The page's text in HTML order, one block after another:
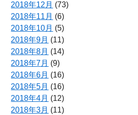
2018年12月 (73)
2018年11月 (6)
2018年10月 (5)
2018年9月 (11)
2018年8月 (14)
2018年7月 (9)
2018年6月 (16)
2018年5月 (16)
2018年4月 (12)
2018年3月 (11)